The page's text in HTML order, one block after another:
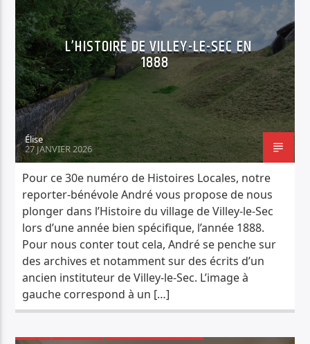
L’HISTOIRE DE VILLEY-LE-SEC EN
1888
Élise
27 JANVIER 2026
Pour ce 30e numéro de Histoires Locales, notre
reporter-bénévole André vous propose de nous
plonger dans l’Histoire du village de Villey-le-Sec
lors d’une année bien spécifique, l’année 1888.
Pour nous conter tout cela, André se penche sur
des archives et notamment sur des écrits d’un
ancien instituteur de Villey-le-Sec. L’image à
gauche correspond à un […]